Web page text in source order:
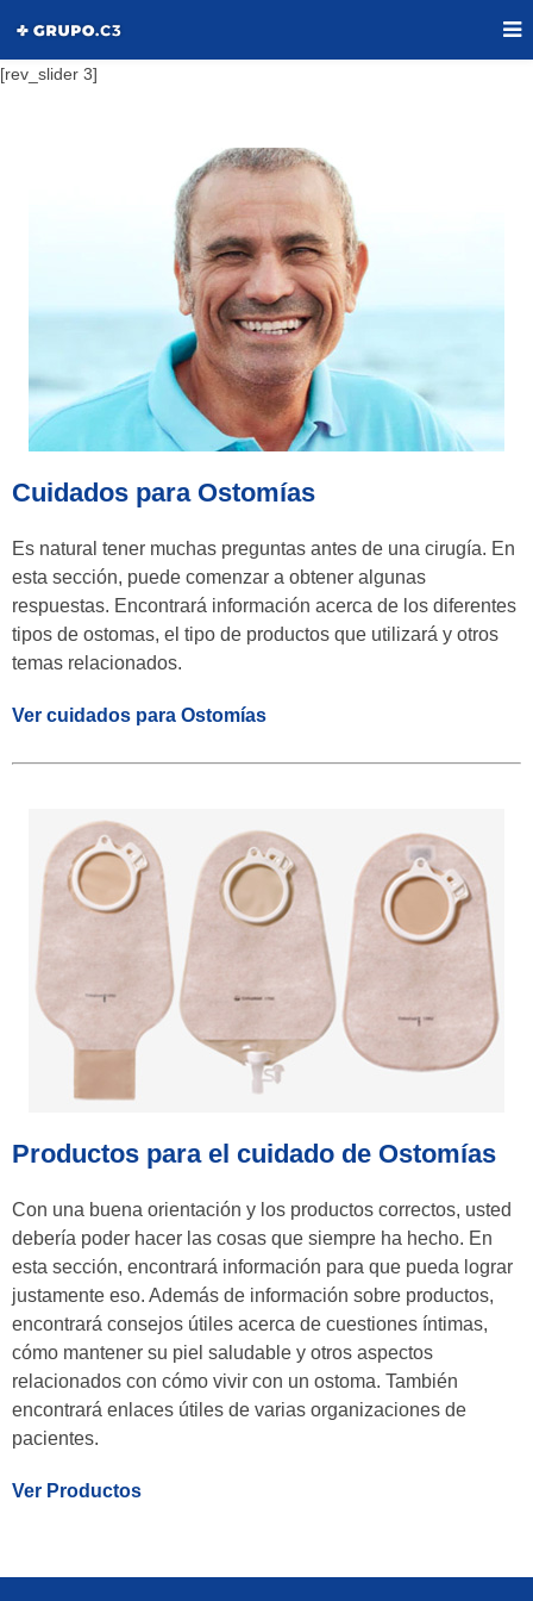
[rev_slider 3]
Cuidados para Ostomías
Es natural tener muchas preguntas antes de una cirugía. En
esta sección, puede comenzar a obtener algunas
respuestas. Encontrará información acerca de los diferentes
tipos de ostomas, el tipo de productos que utilizará y otros
temas relacionados.
Ver cuidados para Ostomías
Productos para el cuidado de Ostomías
Con una buena orientación y los productos correctos, usted
debería poder hacer las cosas que siempre ha hecho. En
esta sección, encontrará información para que pueda lograr
justamente eso. Además de información sobre productos,
encontrará consejos útiles acerca de cuestiones íntimas,
cómo mantener su piel saludable y otros aspectos
relacionados con cómo vivir con un ostoma. También
encontrará enlaces útiles de varias organizaciones de
pacientes.
Ver Productos